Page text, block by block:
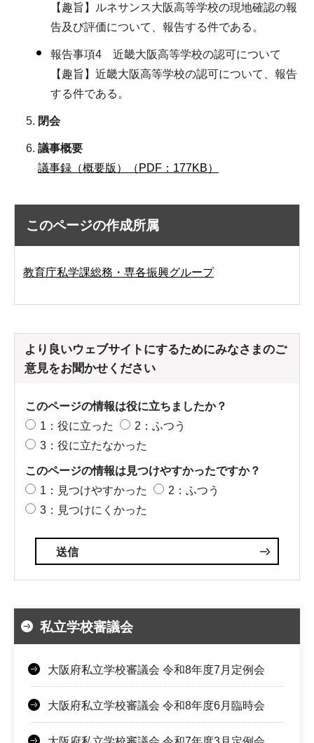
【趣旨】ルネサンス大阪高等学校の現地確認の報
告及び評価について、報告する件である。
報告事項4 近畿大阪高等学校の認可について
【趣旨】近畿大阪高等学校の認可について、報告
する件である。
閉会
議事概要
議事録（概要版）（PDF：177KB）
このページの作成所属
教育庁私学課総務・専各振興グループ
より良いウェブサイトにするためにみなさまのご
意見をお聞かせください
このページの情報は役に立ちましたか？
1：役に立った
2：ふつう
3：役に立たなかった
このページの情報は見つけやすかったですか？
1：見つけやすかった
2：ふつう
3：見つけにくかった
私立学校審議会
大阪府私立学校審議会 令和8年度7月定例会
大阪府私立学校審議会 令和8年度6月臨時会